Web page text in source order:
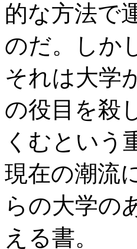
的な方法で
のだ。しか
それは大学
の役目を殺
くむという
現在の潮流
らの大学の
える書。